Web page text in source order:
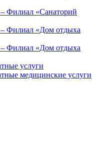
Филиал «Санаторий
Филиал «Дом отдыха
Филиал «Дом отдыха
услуги
медицинские услуги